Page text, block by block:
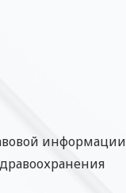
информации